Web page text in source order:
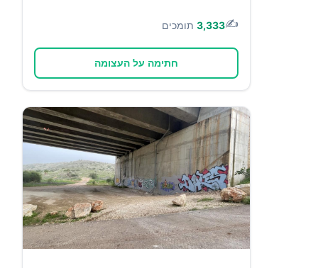
✍️
3,333 תומכים
חתימה על העצומה